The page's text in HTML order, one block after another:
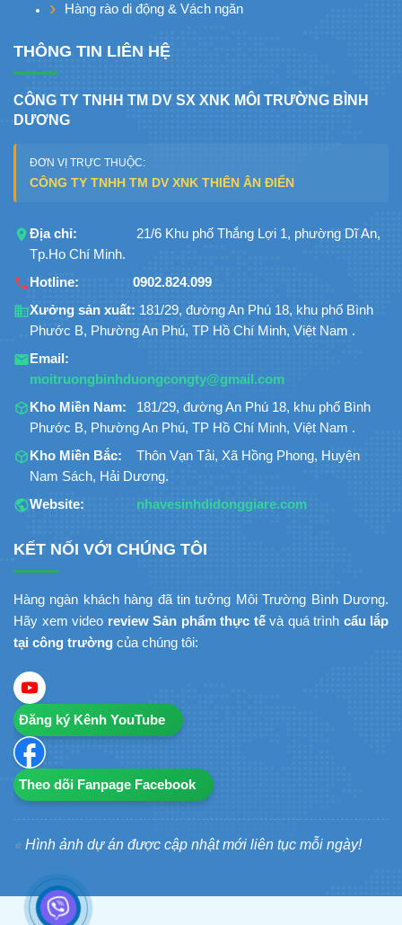
Hàng rào di động & Vách ngăn
THÔNG TIN LIÊN HỆ
CÔNG TY TNHH TM DV SX XNK MÔI TRƯỜNG BÌNH
DƯƠNG
ĐƠN VỊ TRỰC THUỘC:
CÔNG TY TNHH TM DV XNK THIÊN ÂN ĐIỂN
Địa chỉ:
21/6 Khu phố Thắng Lợi 1, phường Dĩ An,
Tp.Ho Chí Minh.
Hotline:
0902.824.099
Xưởng sản xuất: 181/29, đường An Phú 18, khu phố Bình
Phước B, Phường An Phú, TP Hồ Chí Minh, Việt Nam .
Email:
moitruongbinhduongcongty@gmail.com
Kho Miền Nam:
181/29, đường An Phú 18, khu phố Bình
Phước B, Phường An Phú, TP Hồ Chí Minh, Việt Nam .
Kho Miền Bắc:
Thôn Vạn Tải, Xã Hồng Phong, Huyện
Nam Sách, Hải Dương.
Website:
nhavesinhdidonggiare.com
KẾT NỐI VỚI CHÚNG TÔI
Hàng ngàn khách hàng đã tin tưởng Môi Trường Bình Dương.
Hãy xem video review Sản phẩm thực tếvà quá trình cẩu lắp
tại công trường của chúng tôi:
Đăng ký Kênh YouTube
Theo dõi Fanpage Facebook
⭐ Hình ảnh dự án được cập nhật mới liên tục mỗi ngày!